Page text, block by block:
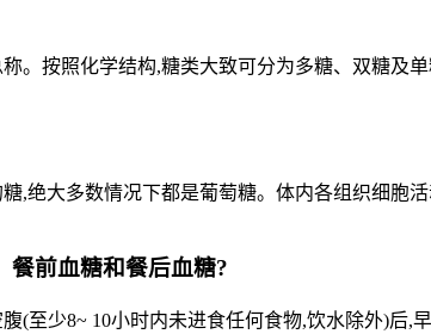
。按照化学结构,糖类大致可分为多糖、双糖及
,绝大多数情况下都是葡萄糖。体内各组织细胞
餐前血糖和餐后血糖?
(至少8~ 10小时内未进食任何食物,饮水除外)后